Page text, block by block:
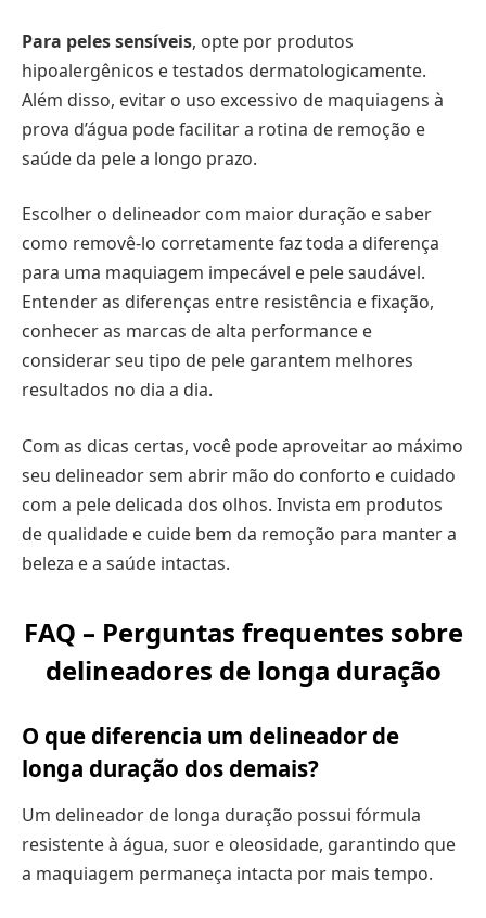
Para peles sensíveis, opte por produtos
hipoalergênicos e testados dermatologicamente.
Além disso, evitar o uso excessivo de maquiagens à
prova d’água pode facilitar a rotina de remoção e
saúde da pele a longo prazo.
Escolher o delineador com maior duração e saber
como removê-lo corretamente faz toda a diferença
para uma maquiagem impecável e pele saudável.
Entender as diferenças entre resistência e fixação,
conhecer as marcas de alta performance e
considerar seu tipo de pele garantem melhores
resultados no dia a dia.
Com as dicas certas, você pode aproveitar ao máximo
seu delineador sem abrir mão do conforto e cuidado
com a pele delicada dos olhos. Invista em produtos
de qualidade e cuide bem da remoção para manter a
beleza e a saúde intactas.
FAQ – Perguntas frequentes sobre
delineadores de longa duração
O que diferencia um delineador de
longa duração dos demais?
Um delineador de longa duração possui fórmula
resistente à água, suor e oleosidade, garantindo que
a maquiagem permaneça intacta por mais tempo.